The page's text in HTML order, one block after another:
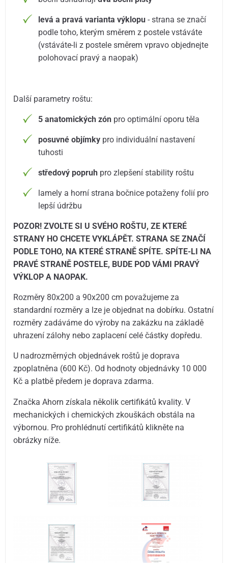
levá a pravá varianta výklopu - strana se značí
podle toho, kterým směrem z postele vstáváte
(vstáváte-li z postele směrem vpravo objednejte
polohovací pravý a naopak)
Další parametry roštu:
5 anatomických zón pro optimální oporu těla
posuvné objímky pro individuální nastavení
tuhosti
středový popruh pro zlepšení stability roštu
lamely a horní strana bočnice potaženy folií pro
lepší údržbu
POZOR! ZVOLTE SI U SVÉHO ROŠTU, ZE KTERÉ
STRANY HO CHCETE VYKLÁPĚT. STRANA SE ZNAČÍ
PODLE TOHO, NA KTERÉ STRANĚ SPÍTE. SPÍTE-LI NA
PRAVÉ STRANĚ POSTELE, BUDE POD VÁMI PRAVÝ
VÝKLOP A NAOPAK.
Rozměry 80x200 a 90x200 cm považujeme za
standardní rozměry a lze je objednat na dobírku. Ostatní
rozměry zadáváme do výroby na zakázku na základě
uhrazení zálohy nebo zaplacení celé částky dopředu.
U nadrozměrných objednávek roštů je doprava
zpoplatněna (600 Kč). Od hodnoty objednávky 10 000
Kč a platbě předem je doprava zdarma.
Značka Ahorn získala několik certifikátů kvality. V
mechanických i chemických zkouškách obstála na
výbornou. Pro prohlédnutí certifikátů klikněte na
obrázky níže.